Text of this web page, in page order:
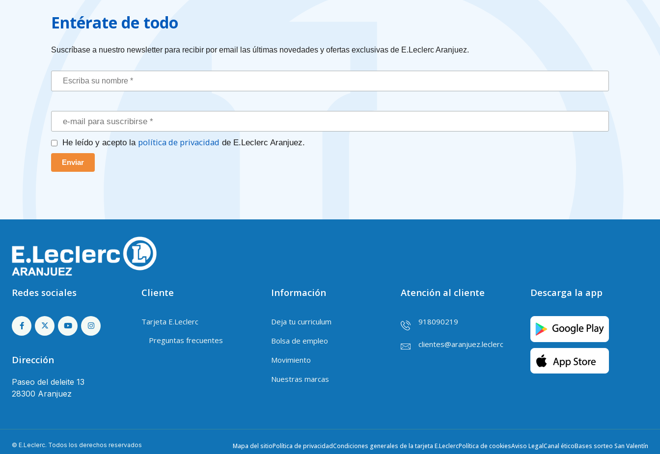
Entérate de todo
Suscríbase a nuestro newsletter para recibir por email las últimas novedades y ofertas exclusivas de E.Leclerc Aranjuez.
He leído y acepto la política de privacidad de E.Leclerc Aranjuez.
Redes sociales
Dirección
Paseo del deleite 13
28300 Aranjuez
Cliente
Tarjeta E.Leclerc
Preguntas frecuentes
Información
Deja tu curriculum
Bolsa de empleo
Movimiento
Nuestras marcas
Atención al cliente
918090219
clientes@aranjuez.leclerc
Descarga la app
© E.Leclerc. Todos los derechos reservados Mapa del sitioPolítica de privacidadCondiciones generales de la tarjeta E.LeclercPolítica de cookiesAviso LegalCanal éticoBases sorteo San Valentín